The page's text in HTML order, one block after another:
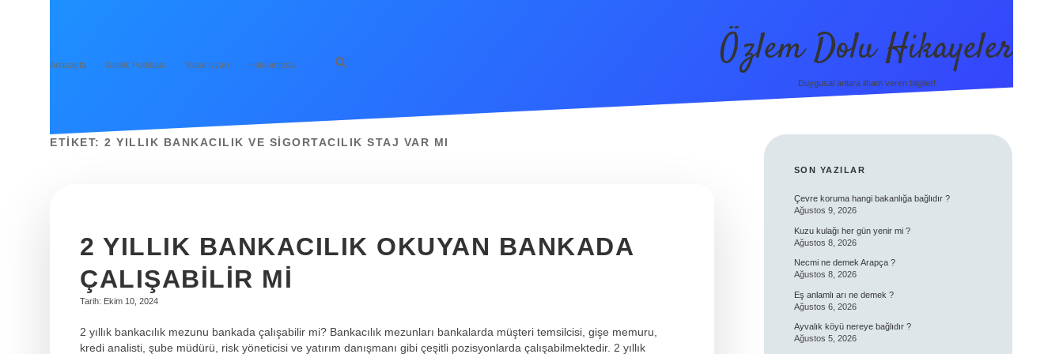
Anasayfa Gizlilik Politikası Yasal Uyarı Hakkımızda Özlem Dolu Hikayeler
Duygusal anlara ilham veren bilgiler!
ETIKET: 2 YILLIK BANKACILIK VE SIGORTACILIK STAJ VAR MI
2 YILLIK BANKACILIK OKUYAN BANKADA
ÇALIŞABILIR MI
Tarih: Ekim 10, 2024
2 yıllık bankacılık mezunu bankada çalışabilir mi? Bankacılık mezunları bankalarda müşteri temsilcisi, gişe memuru,
kredi analisti, şube müdürü, risk yöneticisi ve yatırım danışmanı gibi çeşitli pozisyonlarda çalışabilmektedir. 2 yıllık
SIDEBAR
SON YAZILAR
Çevre koruma hangi bakanlığa bağlıdır ?
Ağustos 9, 2026
Kuzu kulağı her gün yenir mi ?
Ağustos 8, 2026
Necmi ne demek Arapça ?
Ağustos 8, 2026
Eş anlamlı arı ne demek ?
Ağustos 6, 2026
Ayvalık köyü nereye bağlıdır ?
Ağustos 5, 2026